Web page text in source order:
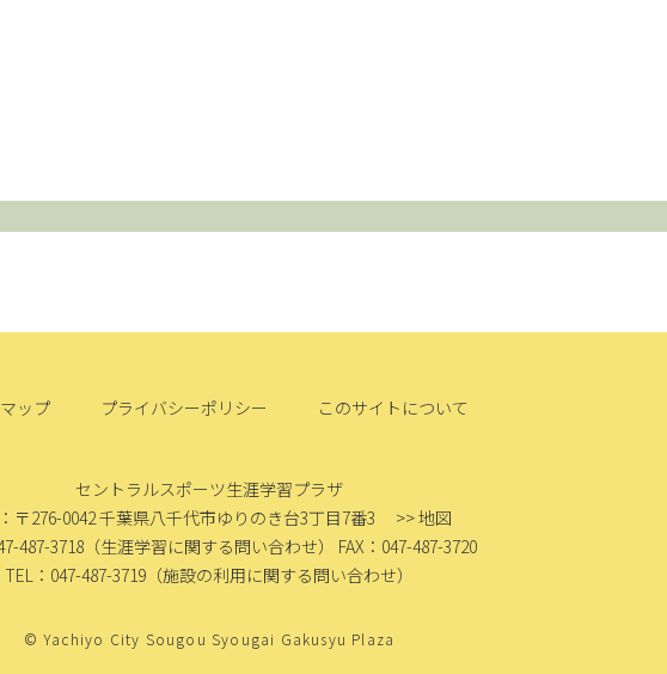
ップ プライバシーポリシー このサイトについて
セントラルスポーツ生涯学習プラザ
〒276-0042千葉県八千代市ゆりのき台3丁目7番3
>> 地図
487-3718（生涯学習に関する問い合わせ） FAX：047-487-3720
TEL：047-487-3719 （施設の利用に関する問い合わせ）
© Yachiyo City Sougou Syougai Gakusyu Plaza